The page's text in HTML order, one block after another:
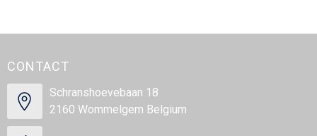
CONTACT
Schranshoevebaan 18
2160 Wommelgem Belgium